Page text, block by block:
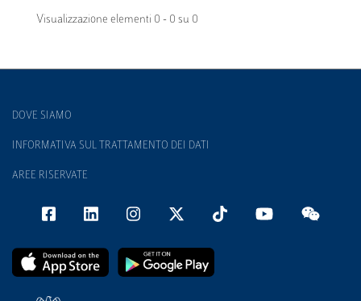
Visualizzazione elementi 0 - 0 su 0
DOVE SIAMO
INFORMATIVA SUL TRATTAMENTO DEI DATI
AREE RISERVATE